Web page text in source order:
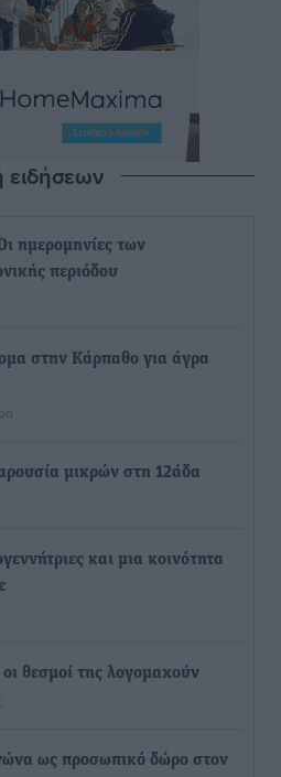
ειδήσεων
ημερομηνίες των
περιόδου
στην Κάρπαθο για άγρα
μικρών στη 12άδα
και μια κοινότητα
θεσμοί της λογομαχούν
ως προσωπικό δώρο στον